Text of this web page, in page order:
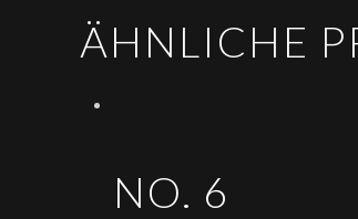
ÄHNLICHE
NO. 6